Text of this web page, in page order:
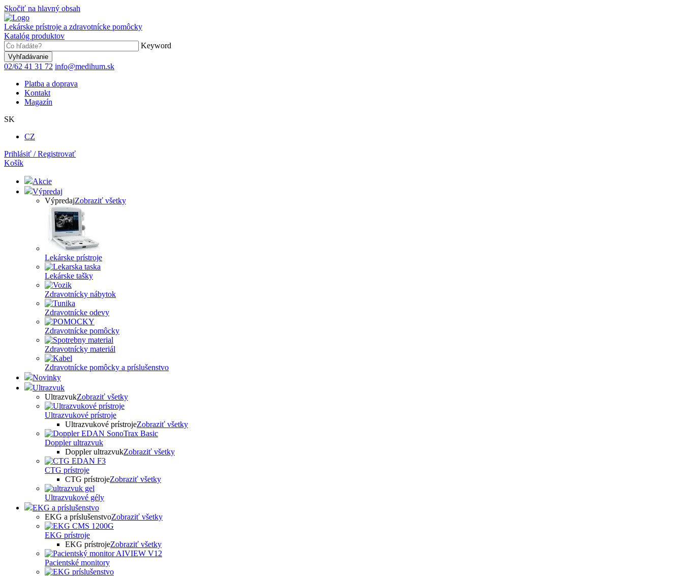
Skočiť na hlavný obsah
Lekárske prístroje a zdravotnícke pomôcky
Katalóg produktov
Keyword
02/62 41 31 72 info@medihum.sk
Platba a doprava
Kontakt
Magazín
SK
CZ
Prihlásiť / Registrovať
Košík
Akcie
Výpredaj
VýpredajZobraziť všetky
Lekárske prístroje
Lekárske tašky
Zdravotnícky nábytok
Zdravotnícke odevy
Zdravotnícke pomôcky
Zdravotnícky materiál
Zdravotnícke pomôcky a príslušenstvo
Novinky
Ultrazvuk
UltrazvukZobraziť všetky
Ultrazvukové prístroje
Ultrazvukové prístrojeZobraziť všetky
Doppler ultrazvuk
Doppler ultrazvukZobraziť všetky
CTG prístroje
CTG prístrojeZobraziť všetky
Ultrazvukové gély
EKG a príslušenstvo
EKG a príslušenstvoZobraziť všetky
EKG prístroje
EKG prístrojeZobraziť všetky
Pacientské monitory